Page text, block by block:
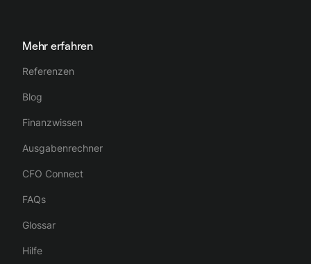
Mehr erfahren
Referenzen
Blog
Finanzwissen
Ausgabenrechner
CFO Connect
FAQs
Glossar
Hilfe